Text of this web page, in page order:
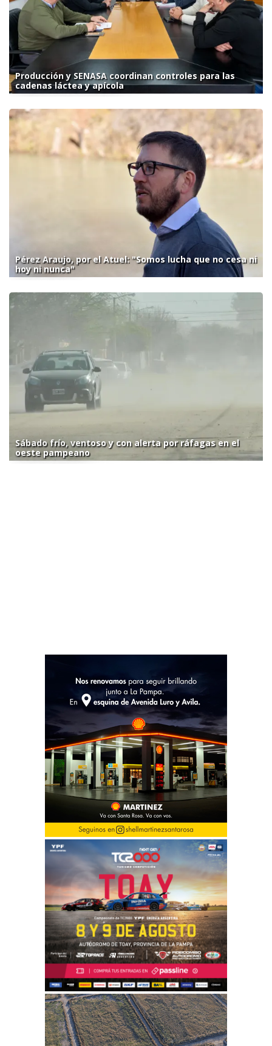
Producción y SENASA coordinan controles para las
cadenas láctea y apícola
Pérez Araujo, por el Atuel: "Somos lucha que no cesa ni
hoy ni nunca"
Sábado frío, ventoso y con alerta por ráfagas en el
oeste pampeano